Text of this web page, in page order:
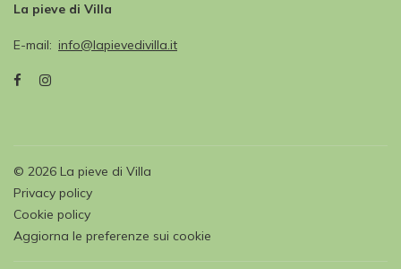
La pieve di Villa
E-mail info@lapievedivilla.it
© 2026 La pieve di Villa
Privacy policy
Cookie policy
Aggiorna le preferenze sui cookie